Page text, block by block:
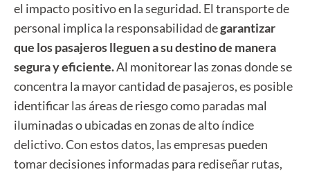
el impacto positivo en la seguridad. El transporte de
personal implica la responsabilidad degarantizar
que los pasajeros lleguen a su destino de manera
segura y eficiente.Al monitorear las zonas donde se
concentra la mayor cantidad de pasajeros, es posible
identificar las áreas de riesgo como paradas mal
iluminadas o ubicadas en zonas de alto índice
delictivo. Con estos datos, las empresas pueden
tomar decisiones informadas para rediseñar rutas,